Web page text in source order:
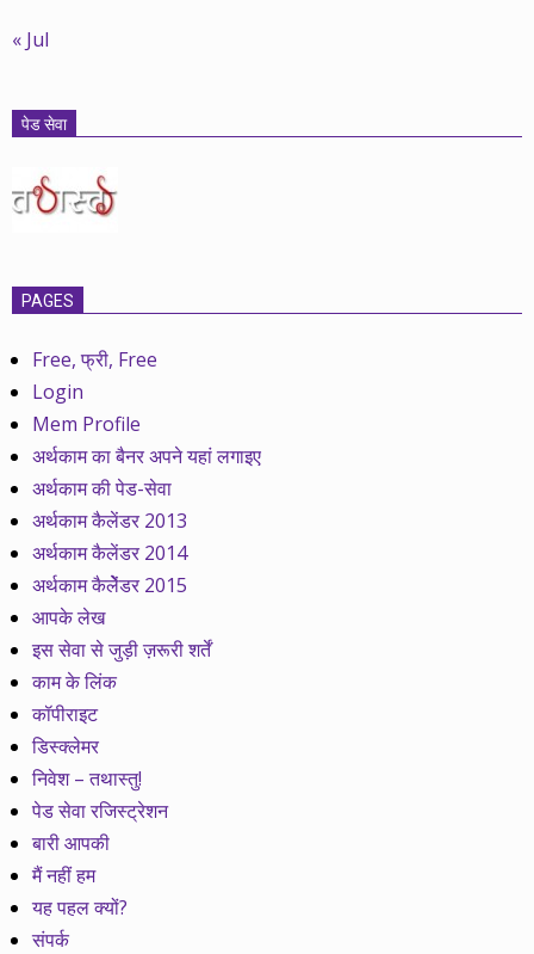
« Jul
पेड सेवा
PAGES
Free, फ्री, Free
Login
Mem Profile
अर्थकाम का बैनर अपने यहां लगाइए
अर्थकाम की पेड-सेवा
अर्थकाम कैलेंडर 2013
अर्थकाम कैलेंडर 2014
अर्थकाम कैलेेंडर 2015
आपके लेख
इस सेवा से जुड़ी ज़रूरी शर्तें
काम के लिंक
कॉपीराइट
डिस्क्लेमर
निवेश – तथास्तु!
पेड सेवा रजिस्ट्रेशन
बारी आपकी
मैं नहीं हम
यह पहल क्यों?
संपर्क